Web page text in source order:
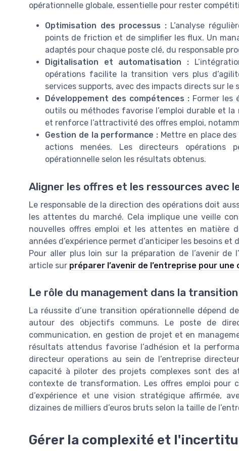
opérationnelle globale, essentielle pour rester
Optimisation des processus :L’analyse
points de friction et de simplifier les flux. Un
adaptés pour chaque poste clé, du responsable
Digitalisation et automatisation :
opérations facilite la transition vers plus
services supports, avec des impacts directs sur
Développement des compétences : Former les
outils ou méthodes favorise l’emploi durable et
et renforce l’attractivité des offres emploi,
Gestion de la performance : Mettre en place
actions menées. Les directeurs opérations
opérationnelle selon les résultats obtenus.
Aligner les offres et les ressources avec
Le responsable de la direction des opérations doit
les attentes du marché. Cela implique une veille
nouvelles offres emploi et les attentes en matière
années d’expérience permet d’anticiper les besoins
Pour aller plus loin sur la préparation de l’avenir de
article sur préparer l’avenir de l’entreprise pour
Le rôle du management dans la
La réussite d’une transition opérationnelle dépend
autour des objectifs communs. Le poste de
communication, en gestion de projet et en
résultats attendus favorise l’adhésion et la
directeur operations au sein de l’entreprise
capacité à piloter des projets complexes sont des
contexte de transformation. Les offres emploi pour
d’expérience et une vision stratégique affirmée,
dizaines de milliers d’euros bruts selon la taille de
Gérer la complexité et